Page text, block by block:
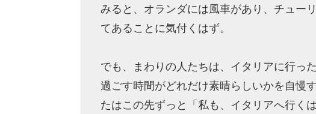
みると、オランダには風車があり、チュー
てあることに気付くはず。
でも、まわりの人たちは、イタリアに行っ
過ごす時間がどれだけ素晴らしいかを自慢
たはこの先ずっと「私も、イタリアへ行く